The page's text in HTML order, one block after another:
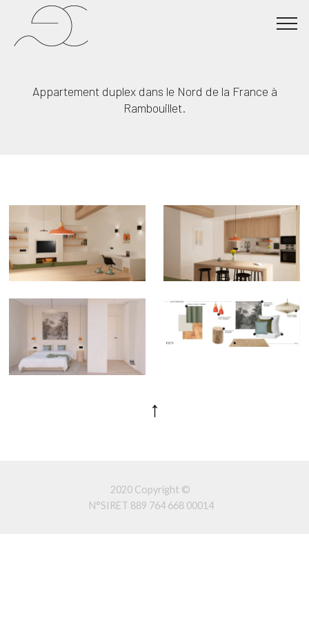
Appartement duplex dans le Nord de la France à
Rambouillet.
↑
2020 Copyright ©
N°SIRET 889 764 668 00014